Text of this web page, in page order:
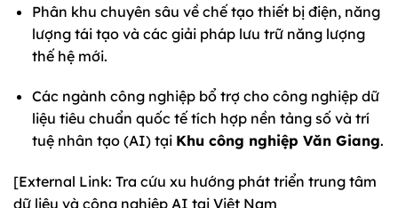
Phân khu chuyên sâu về chế tạo thiết bị điện, năng
lượng tái tạo và các giải pháp lưu trữ năng lượng
thế hệ mới.
Các ngành công nghiệp bổ trợ cho công nghiệp dữ
liệu tiêu chuẩn quốc tế tích hợp nền tảng số và trí
tuệ nhân tạo (AI) tại Khu công nghiệp Văn Giang.
[External Link: Tra cứu xu hướng phát triển trung tâm
dữ liệu và công nghiệp AI tại Việt Nam